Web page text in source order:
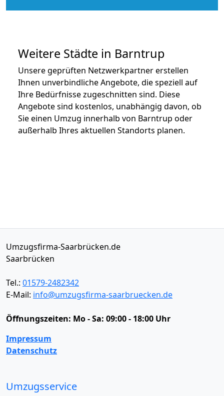
Weitere Städte in Barntrup
Unsere geprüften Netzwerkpartner erstellen
Ihnen unverbindliche Angebote, die speziell auf
Ihre Bedürfnisse zugeschnitten sind. Diese
Angebote sind kostenlos, unabhängig davon, ob
Sie einen Umzug innerhalb von Barntrup oder
außerhalb Ihres aktuellen Standorts planen.
Umzugsfirma-Saarbrücken.de
Saarbrücken
Tel.: 01579-2482342
E-Mail: info@umzugsfirma-saarbruecken.de
Öffnungszeiten: Mo - Sa: 09:00 - 18:00 Uhr
Impressum
Datenschutz
Umzugsservice